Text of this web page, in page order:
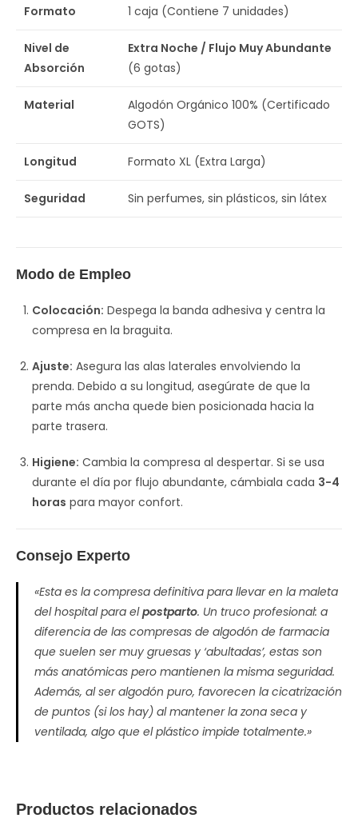
Formato 1 caja (Contiene 7 unidades)
Nivel de
Absorción
Extra Noche / Flujo Muy Abundante
(6 gotas)
Material
Algodón Orgánico 100% (Certificado
GOTS)
Longitud Formato XL (Extra Larga)
Seguridad Sin perfumes, sin plásticos, sin látex
Modo de Empleo
Colocación: Despega la banda adhesiva y centra la
compresa en la braguita.
Ajuste: Asegura las alas laterales envolviendo la
prenda. Debido a su longitud, asegúrate de que la
parte más ancha quede bien posicionada hacia la
parte trasera.
Higiene: Cambia la compresa al despertar. Si se usa
durante el día por flujo abundante, cámbiala cada 3-4
horas para mayor confort.
Consejo Experto
«Esta es la compresa definitiva para llevar en la maleta
del hospital para elpostparto. Un truco profesional: a
diferencia de las compresas de algodón de farmacia
que suelen ser muy gruesas y ‘abultadas’, estas son
más anatómicas pero mantienen la misma seguridad.
Además, al ser algodón puro, favorecen la cicatrización
de puntos (si los hay) al mantener la zona seca y
ventilada, algo que el plástico impide totalmente.»
Productos relacionados